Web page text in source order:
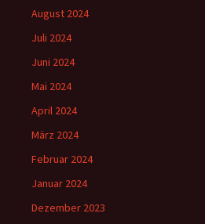
August 2024
Juli 2024
Juni 2024
Mai 2024
April 2024
März 2024
Februar 2024
Januar 2024
Dezember 2023